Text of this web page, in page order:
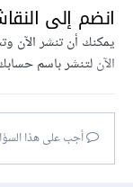
انضم إلى
يمكنك أن تنشر الآن
الآنلتنشر باسم
أجب على هذا